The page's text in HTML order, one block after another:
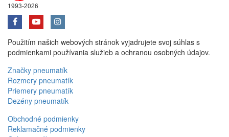
1993-2026
Použitím našich webových stránok vyjadrujete svoj súhlas s
podmienkami používania služieb a ochranou osobných údajov.
Značky pneumatík
Rozmery pneumatík
Priemery pneumatík
Dezény pneumatík
Obchodné podmienky
Reklamačné podmienky